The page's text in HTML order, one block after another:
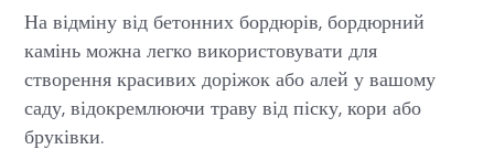
На відміну від бетонних бордюрів, бордюрний
камінь можна легко використовувати для
створення красивих доріжок або алей у вашому
саду, відокремлюючи траву від піску, кори або
бруківки.